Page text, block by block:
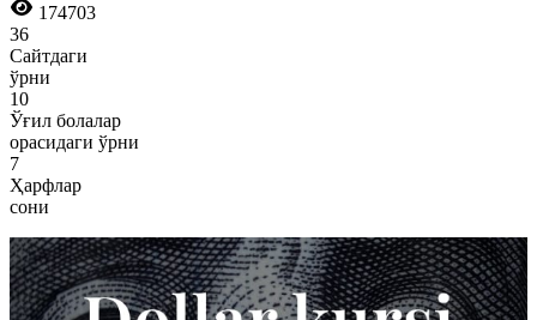
174703
36
Сайтдаги
ўрни
10
Ўғил болалар
орасидаги ўрни
7
Ҳарфлар
сони